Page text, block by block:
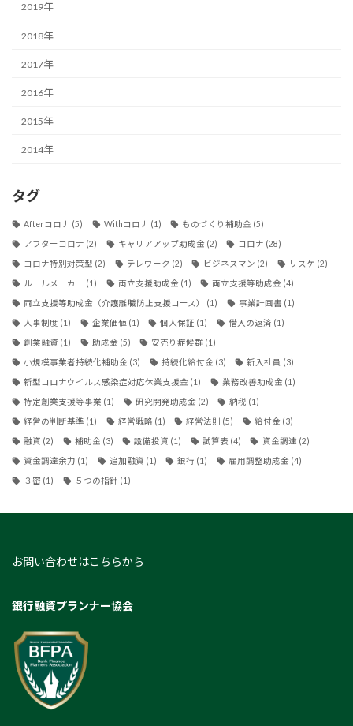
2019年
2018年
2017年
2016年
2015年
2014年
タグ
Afterコロナ (5) Withコロナ (1) ものづくり補助金 (5)
アフターコロナ (2) キャリアアップ助成金 (2) コロナ (28)
コロナ特別対策型 (2) テレワーク (2) ビジネスマン (2) リスケ (2)
ルールメーカー (1) 両立支援助成金 (1) 両立支援等助成金 (4)
両立支援等助成金（介護離職防止支援コース） (1) 事業計画書 (1)
人事制度 (1) 企業価値(1) 個人保証 (1) 借入の返済 (1)
創業融資 (1) 助成金 (5) 安売り症候群 (1)
小規模事業者持続化補助金 (3) 持続化給付金 (3) 新入社員 (3)
新型コロナウイルス感染症対応休業支援金 (1) 業務改善助成金 (1)
特定創業支援等事業 (1) 研究開発助成金 (2) 納税 (1)
経営の判断基準 (1) 経営戦略 (1) 経営法則 (5) 給付金 (3)
融資 (2) 補助金 (3) 設備投資 (1) 試算表 (4) 資金調達 (2)
資金調達余力 (1) 追加融資 (1) 銀行 (1) 雇用調整助成金 (4)
３密 (1) ５つの指針 (1)
お問い合わせはこちらから
銀行融資プランナー協会